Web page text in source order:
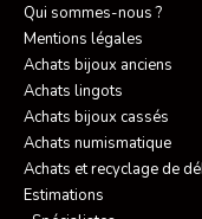
Qui sommes-nous ?
Mentions légales
Achats bijoux anciens
Achats lingots
Achats bijoux cassés
Achats numismatique
Achats et recyclage de
Estimations